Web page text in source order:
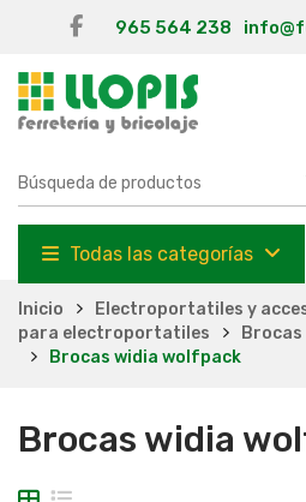
965 564 238
Todas las categorías
Inicio Electroportatiles y
para electroportatiles
Brocas
Brocas widia wolfpack
Brocas widia